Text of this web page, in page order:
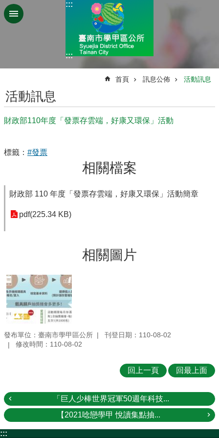
跳到主要內容區塊
:::
:::
首頁 訊息公佈 活動訊息
活動訊息
財政部110年度「發票存雲端，好康又環保」活動
標籤： #發票
相關檔案
財政部 110 年度「發票存雲端，好康又環保」活動簡章
pdf(225.34 KB)
相關圖片
發布單位：臺南市學甲區公所
刊登日期：110-08-02
修改時間：110-08-02
回上一頁 回最上面
「巨人少棒世界冠軍50週年科技...
【2021唸戀學甲 悅讀集點抽...
:::